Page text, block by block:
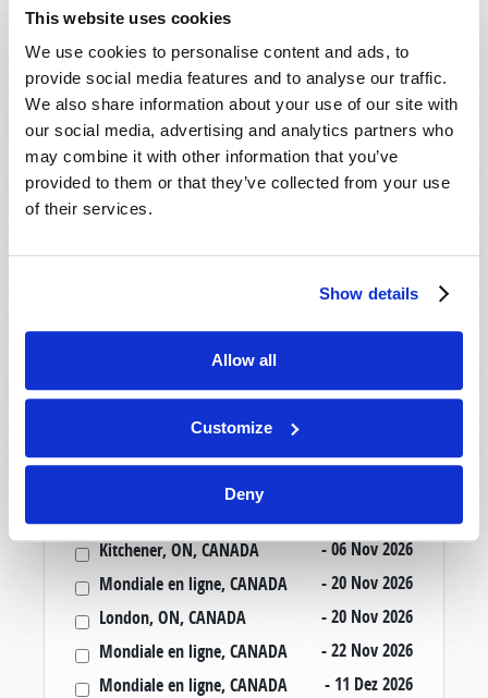
This website uses cookies
We use cookies to personalise content and ads, to
provide social media features and to analyse our traffic.
We also share information about your use of our site with
our social media, advertising and analytics partners who
may combine it with other information that you’ve
provided to them or that they’ve collected from your use
of their services.
Show details
Allow all
Customize
Deny
Salinas, CA, USA
Cincinnati, OH, USA
- 29 Ago 2026
Tallahassee, FL, USA
- 29 Ago 2026
Rapid City, SD, USA
- 30 Ago 2026
Valdosta, GA, USA
- 30 Ago 2026
Mondiale en ligne, CANADA
- 04 Set 2026
Mondiale en ligne, CANADA
Cape Town, WC, SOUTH AFRICA
Kitchener, ON, CANADA
- 06 Nov 2026
Mondiale en ligne, CANADA
- 20 Nov 2026
London, ON, CANADA
- 20 Nov 2026
Mondiale en ligne, CANADA
- 22 Nov 2026
Mondiale en ligne, CANADA
- 11 Dez 2026